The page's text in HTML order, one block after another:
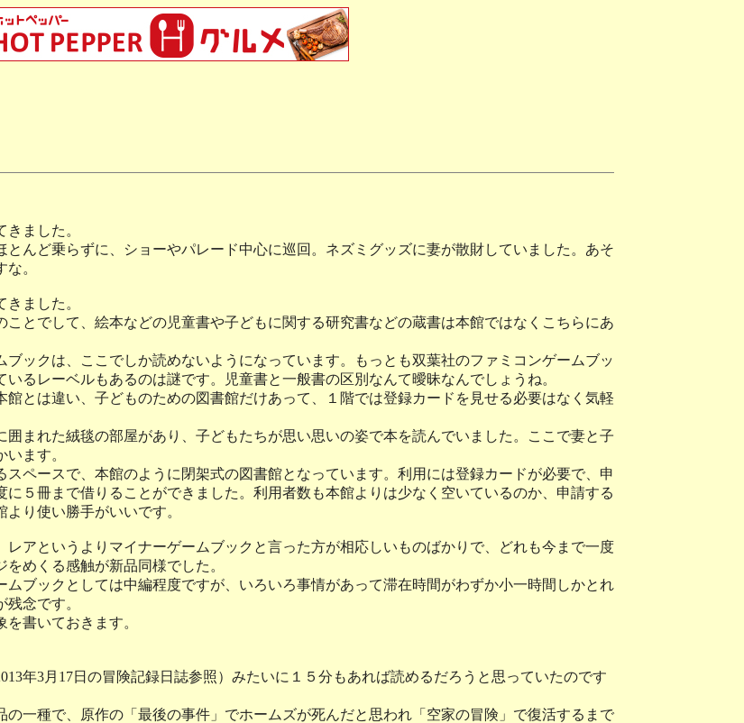
ました。
んど乗らずに、ショーやパレード中心に巡回。ネズミグッズに妻が散財していました。あそ
。
ました。
とでして、絵本などの児童書や子どもに関する研究書などの蔵書は本館ではなくこちらにあ
ックは、ここでしか読めないようになっています。もっとも双葉社のファミコンゲームブッ
るレーベルもあるのは謎です。児童書と一般書の区別なんて曖昧なんでしょうね。
とは違い、子どものための図書館だけあって、１階では登録カードを見せる必要はなく気軽
まれた絨毯の部屋があり、子どもたちが思い思いの姿で本を読んでいました。ここで妻と子
ます。
ペースで、本館のように閉架式の図書館となっています。利用には登録カードが必要で、申
５冊まで借りることができました。利用者数も本館よりは少なく空いているのか、申請する
り使い勝手がいいです。
アというよりマイナーゲームブックと言った方が相応しいものばかりで、どれも今まで一度
めくる感触が新品同様でした。
ブックとしては中編程度ですが、いろいろ事情があって滞在時間がわずか小一時間しかとれ
念です。
書いておきます。
年3月17日の冒険記録日誌参照）みたいに１５分もあれば読めるだろうと思っていたのです
一種で、原作の「最後の事件」でホームズが死んだと思われ「空家の冒険」で復活するまで